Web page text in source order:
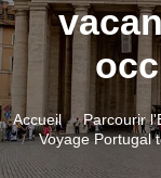
Accueil
Parcourir
Voyage Portugal